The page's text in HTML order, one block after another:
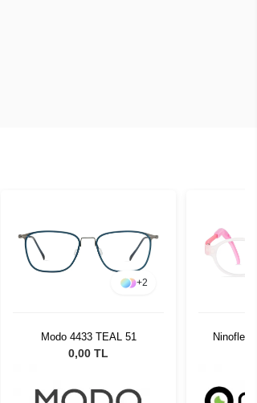
+2
Modo 4433 TEAL 51
0,00 TL
Ninoflex